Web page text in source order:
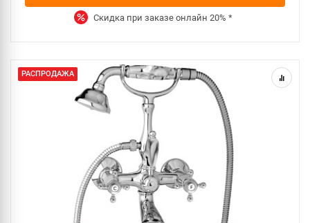
Скидка при заказе онлайн 20% *
РАСПРОДАЖА